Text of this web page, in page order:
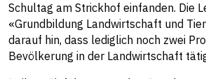
Schultag am Strickhof einfanden. Die
«Grundbildung Landwirtschaft und
darauf hin, dass lediglich noch zwei
Bevölkerung in der Landwirtschaft